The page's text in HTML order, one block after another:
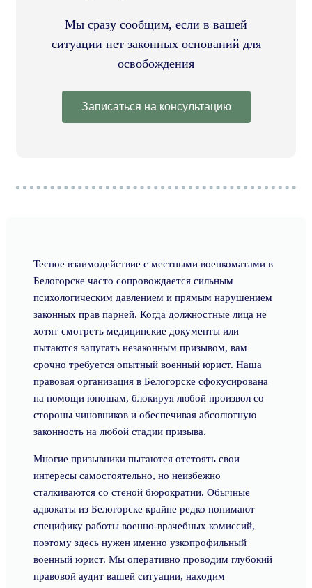
Мы сразу сообщим, если в вашей
ситуации нет законных оснований для
освобождения
Записаться на консультацию
Тесное взаимодействие с местными военкоматами в
Белогорске часто сопровождается сильным
психологическим давлением и прямым нарушением
законных прав парней. Когда должностные лица не
хотят смотреть медицинские документы или
пытаются запугать незаконным призывом, вам
срочно требуется опытный военный юрист. Наша
правовая организация в Белогорске сфокусирована
на помощи юношам, блокируя любой произвол со
стороны чиновников и обеспечивая абсолютную
законность на любой стадии призыва.
Многие призывники пытаются отстоять свои
интересы самостоятельно, но неизбежно
сталкиваются со стеной бюрократии. Обычные
адвокаты из Белогорске крайне редко понимают
специфику работы военно-врачебных комиссий,
поэтому здесь нужен именно узкопрофильный
военный юрист. Мы оперативно проводим глубокий
правовой аудит вашей ситуации, находим